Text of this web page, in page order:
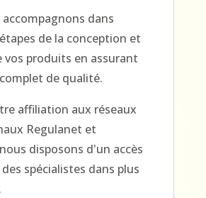
dans
de la conception et
vos produits en assurant
de qualité.
affiliation aux réseaux
Regulanet et
disposons d'un accès
spécialistes dans plus